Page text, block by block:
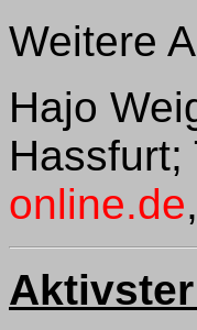
Weitere
Hajo
online.de